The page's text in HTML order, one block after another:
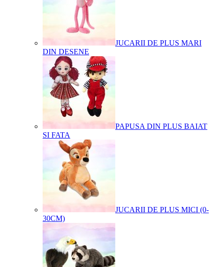
JUCARII DE PLUS MARI
DIN DESENE
PAPUSA DIN PLUS BAIAT
SI FATA
JUCARII DE PLUS MICI (0-
30CM)